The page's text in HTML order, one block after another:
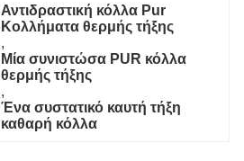
Αντιδραστική κόλλα Pur
Κολλήματα θερμής τήξης
,
Μία συνιστώσα PUR κόλλα
θερμής τήξης
,
Ένα συστατικό καυτή τήξη
καθαρή κόλλα